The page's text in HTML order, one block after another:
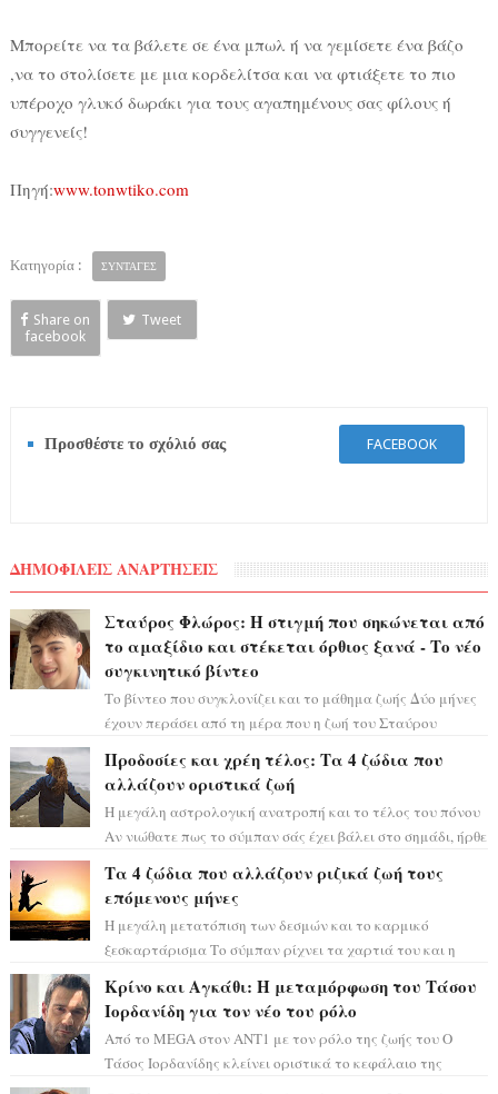
Μπορείτε να τα βάλετε σε ένα μπωλ ή να γεμίσετε ένα βάζο
,να το στολίσετε με μια κορδελίτσα και να φτιάξετε το πιο
υπέροχο γλυκό δωράκι για τους αγαπημένους σας φίλους ή
συγγενείς!
Πηγή:www.tonwtiko.com
Κατηγορία : ΣΥΝΤΑΓΕΣ
Share on
facebook
Tweet
Προσθέστε το σχόλιό σας FACEBOOK
ΔΗΜΟΦΙΛΕΙΣ ΑΝΑΡΤΗΣΕΙΣ
Σταύρος Φλώρος: Η στιγμή που σηκώνεται από
το αμαξίδιο και στέκεται όρθιος ξανά - Το νέο
συγκινητικό βίντεο
Το βίντεο που συγκλονίζει και το μάθημα ζωής Δύο μήνες
έχουν περάσει από τη μέρα που η ζωή του Σταύρου
Προδοσίες και χρέη τέλος: Τα 4 ζώδια που
αλλάζουν οριστικά ζωή
Η μεγάλη αστρολογική ανατροπή και το τέλος του πόνου
Αν νιώθατε πως το σύμπαν σάς έχει βάλει στο σημάδι, ήρθε
Τα 4 ζώδια που αλλάζουν ριζικά ζωή τους
επόμενους μήνες
Η μεγάλη μετατόπιση των δεσμών και το καρμικό
ξεσκαρτάρισμα Το σύμπαν ρίχνει τα χαρτιά του και η
Κρίνο και Αγκάθι: Η μεταμόρφωση του Τάσου
Ιορδανίδη για τον νέο του ρόλο
Από το MEGA στον ΑΝΤ1 με τον ρόλο της ζωής του Ο
Τάσος Ιορδανίδης κλείνει οριστικά το κεφάλαιο της